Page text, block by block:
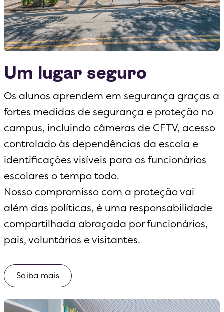
Um lugar seguro
Os alunos aprendem em segurança graças a
fortes medidas de segurança e proteção no
campus, incluindo câmeras de CFTV, acesso
controlado às dependências da escola e
identificações visíveis para os funcionários
escolares o tempo todo.
Nosso compromisso com a proteção vai
além das políticas, é uma responsabilidade
compartilhada abraçada por funcionários,
pais, voluntários e visitantes.
Saiba mais